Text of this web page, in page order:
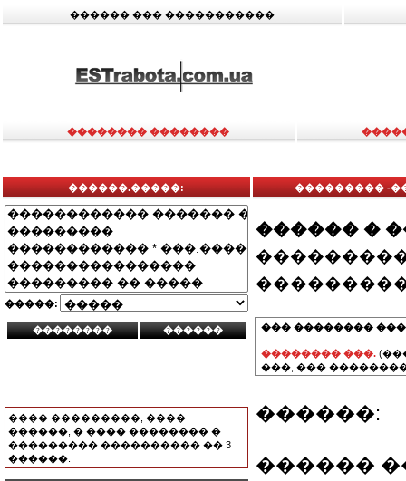
������ ��� �����������
�������� ��������
������.�����:
�����:
���� ���������, ����
������, � ���� �������� �
��������� ���������� �� 3
������.
��������� -
������ �
��� ��������
�������� ���.
���, ���
������:
������